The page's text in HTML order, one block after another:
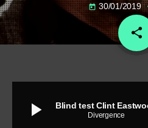
today 30/01/2019
share
email
play_arrow Blind test Clint
Divergence